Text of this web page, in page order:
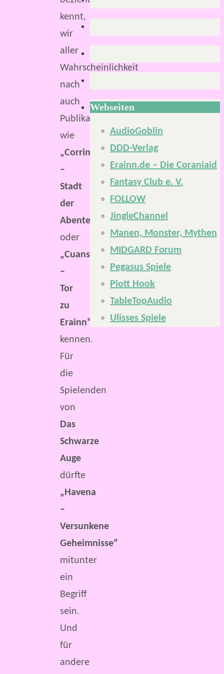
kennt,
wir
aller
Wahrscheinlichkeit
nach
auch
Publikationen
wie
„Corrinis
–
Stadt
der
Abenteuer“
oder
„Cuanscadan
–
Tor
zu
Erainn“
kennen.
Für
die
Spielenden
von
Das
Schwarze
Auge
dürfte
„Havena
–
Versunkene
Geheimnisse“
mitunter
ein
Begriff
sein.
Und
für
andere
Webseiten
AudioGoblin
DDD-Verlag
Erainn.de – Die Coraniaid
Fantasy Club e. V.
FOLLOW
JingleChannel
Manen, Monster, Mythen
MIDGARD Forum
Pegasus Spiele
Plott Hook
TableTopAudio
Ulisses Spiele